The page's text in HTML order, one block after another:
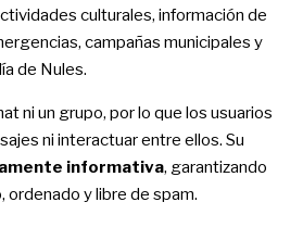
culturales, información de
campañas municipales y
de Nules.
ni un grupo, por lo que los usuarios
ni interactuar entre ellos. Su
informativa, garantizando
ordenado y libre de spam.